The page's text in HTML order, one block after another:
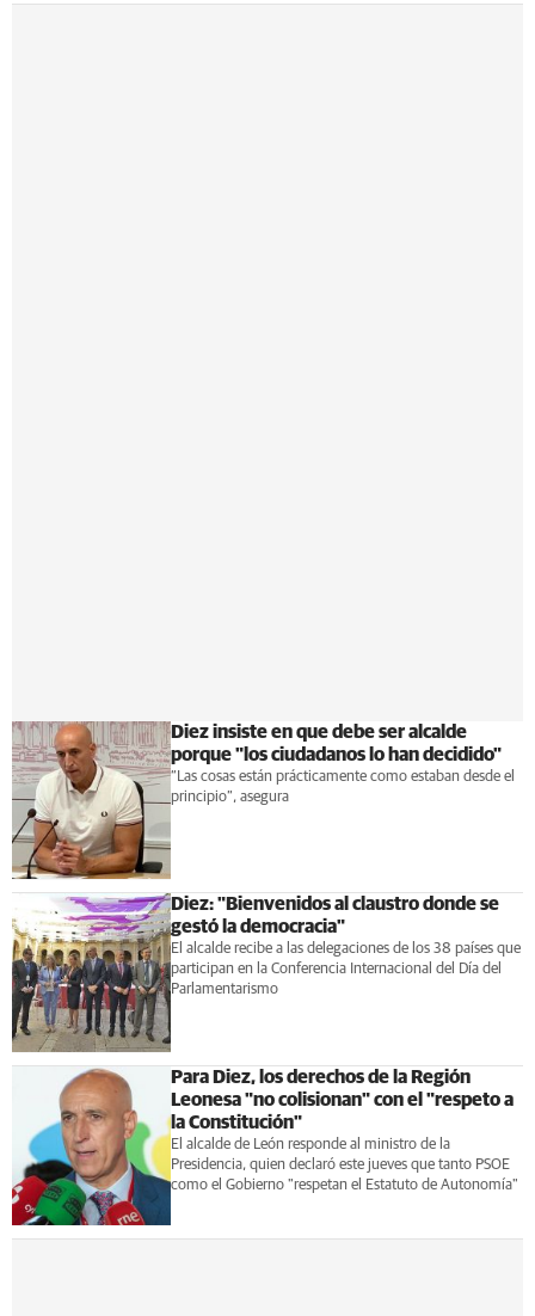
Diez insiste en que debe ser alcalde
porque "los ciudadanos lo han decidido"
“Las cosas están prácticamente como estaban desde el
principio”, asegura
Diez: "Bienvenidos al claustro donde se
gestó la democracia"
El alcalde recibe a las delegaciones de los 38 países que
participan en la Conferencia Internacional del Día del
Parlamentarismo
Para Diez, los derechos de la Región
Leonesa "no colisionan" con el "respeto a
la Constitución"
El alcalde de León responde al ministro de la
Presidencia, quien declaró este jueves que tanto PSOE
como el Gobierno "respetan el Estatuto de Autonomía"